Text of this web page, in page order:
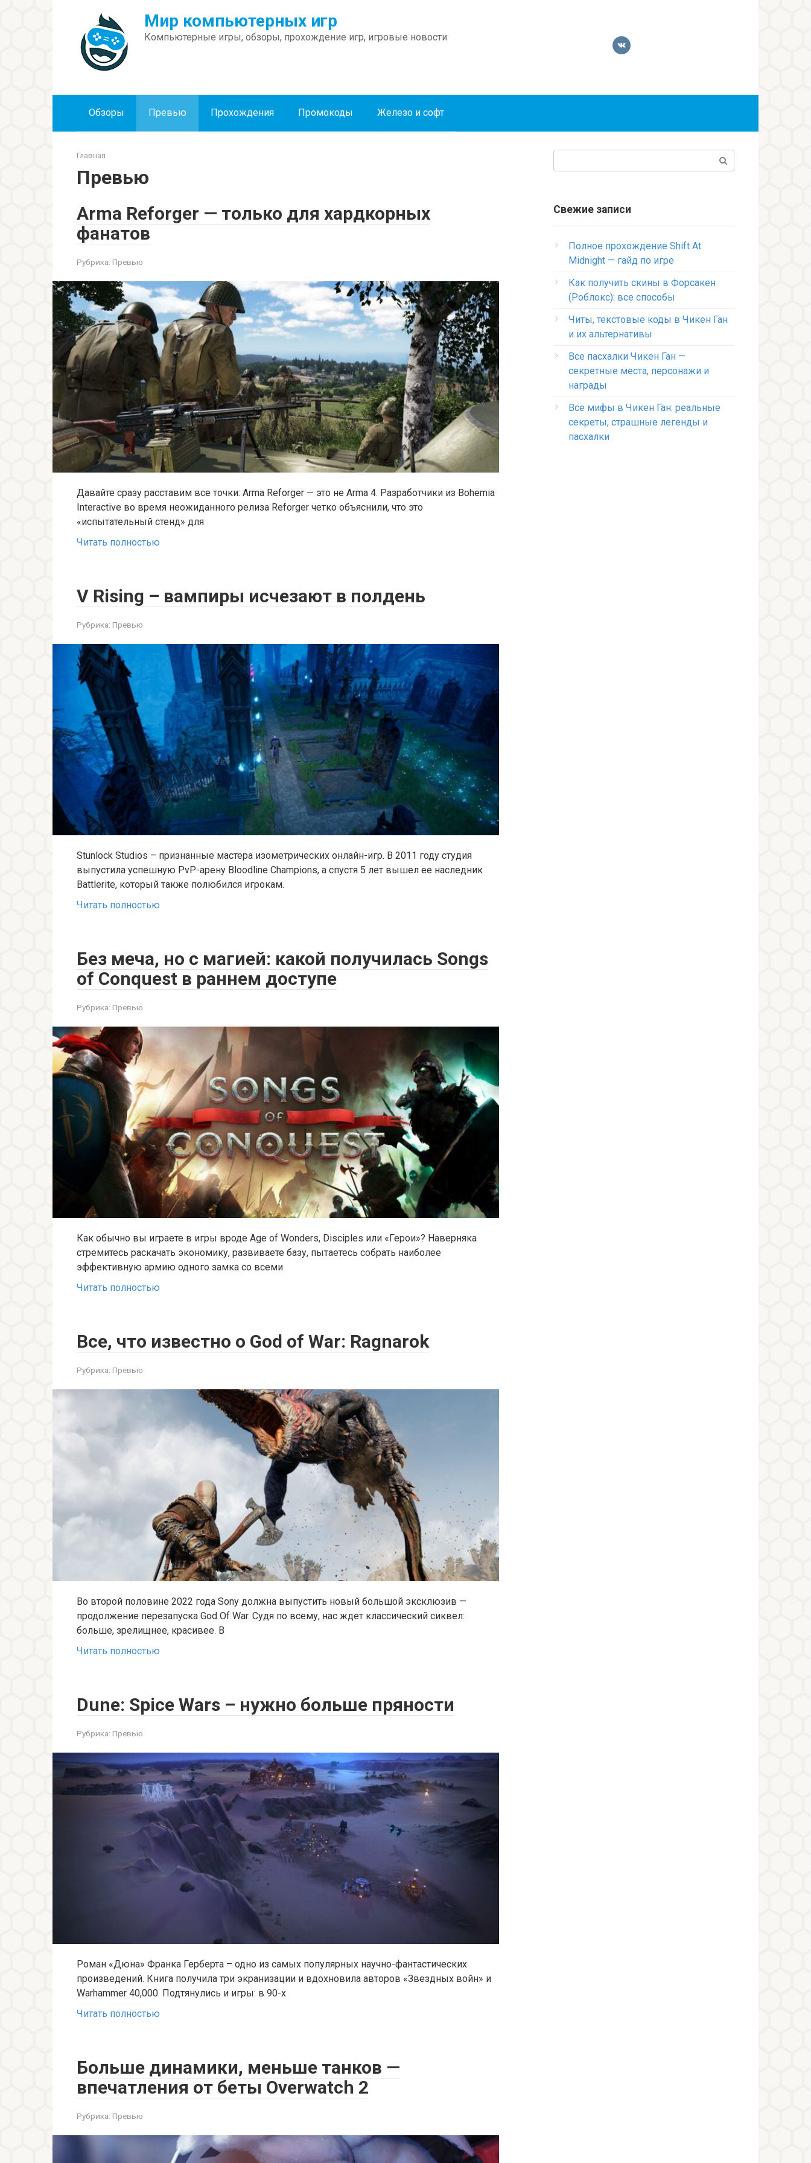
Мир компьютерных игр
Компьютерные игры, обзоры, прохождение игр, игровые новости
Обзоры Превью Прохождения Промокоды Железо и софт
Главная
Превью
Arma Reforger — только для хардкорных
фанатов
Рубрика: Превью
Давайте сразу расставим все точки: Arma Reforger — это не Arma 4. Разработчики из Bohemia
Interactive во время неожиданного релиза Reforger четко объяснили, что это
«испытательный стенд» для
Читать полностью
V Rising – вампиры исчезают в полдень
Рубрика: Превью
Stunlock Studios – признанные мастера изометрических онлайн-игр. В 2011 году студия
выпустила успешную PvP-арену Bloodline Champions, а спустя 5 лет вышел ее наследник
Battlerite, который также полюбился игрокам.
Читать полностью
Без меча, но с магией: какой получилась Songs
of Conquest в раннем доступе
Рубрика: Превью
Как обычно вы играете в игры вроде Age of Wonders, Disciples или «Герои»? Наверняка
стремитесь раскачать экономику, развиваете базу, пытаетесь собрать наиболее
эффективную армию одного замка со всеми
Читать полностью
Все, что известно о God of War: Ragnarok
Рубрика: Превью
Во второй половине 2022 года Sony должна выпустить новый большой эксклюзив —
продолжение перезапуска God Of War. Судя по всему, нас ждет классический сиквел:
больше, зрелищнее, красивее. В
Читать полностью
Dune: Spice Wars – нужно больше пряности
Рубрика: Превью
Роман «Дюна» Франка Герберта – одно из самых популярных научно-фантастических
произведений. Книга получила три экранизации и вдохновила авторов «Звездных войн» и
Warhammer 40,000. Подтянулись и игры: в 90-х
Читать полностью
Больше динамики, меньше танков —
впечатления от беты Overwatch 2
Рубрика: Превью
Свежие записи
Полное прохождение Shift At
Midnight — гайд по игре
Как получить скины в Форсакен
(Роблокс): все способы
Читы, текстовые коды в Чикен Ган
и их альтернативы
Все пасхалки Чикен Ган —
секретные места, персонажи и
награды
Все мифы в Чикен Ган: реальные
секреты, страшные легенды и
пасхалки